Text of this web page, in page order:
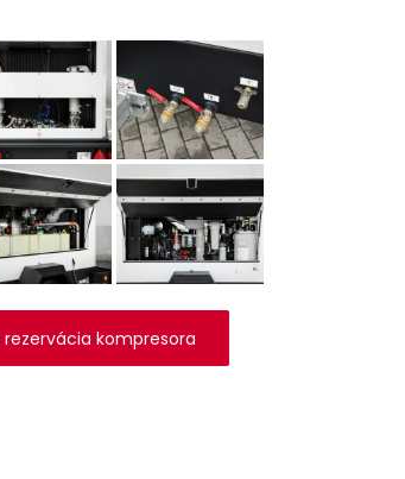
kompresora